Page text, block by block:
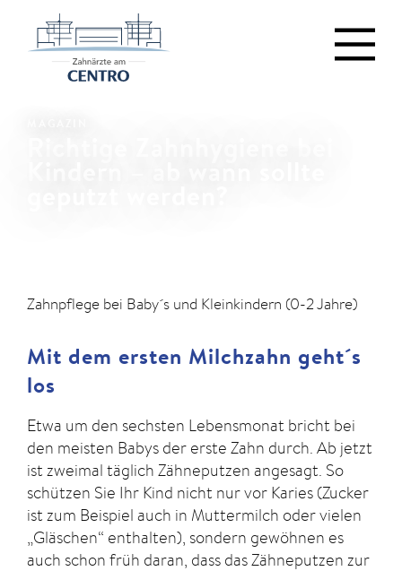
Zahnpflege bei Baby´s und Kleinkindern (0-2 Jahre)
Mit dem ersten Milchzahn geht´s
los
Etwa um den sechsten Lebensmonat bricht bei
den meisten Babys der erste Zahn durch. Ab jetzt
ist zweimal täglich Zähneputzen angesagt. So
schützen Sie Ihr Kind nicht nur vor Karies (Zucker
ist zum Beispiel auch in Muttermilch oder vielen
„Gläschen“ enthalten), sondern gewöhnen es
auch schon früh daran, dass das Zähneputzen zur